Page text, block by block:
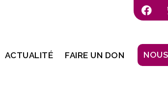
ACTUALITÉ FAIRE UN DON